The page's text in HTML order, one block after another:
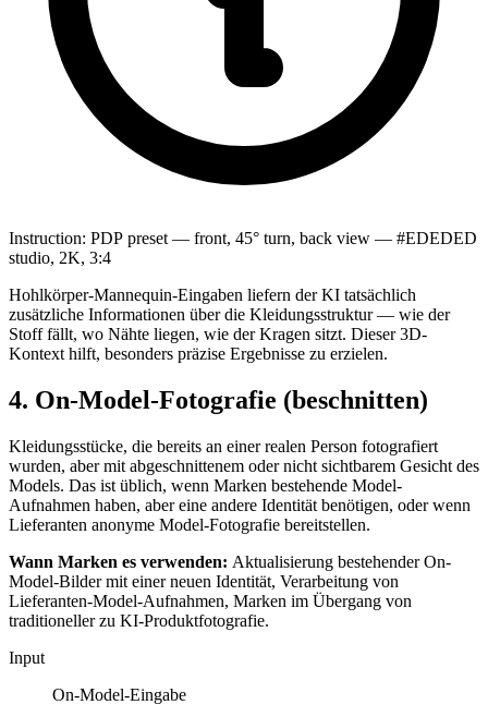
Instruction: PDP preset — front, 45° turn, back view — #EDEDED
studio, 2K, 3:4
Hohlkörper-Mannequin-Eingaben liefern der KI tatsächlich
zusätzliche Informationen über die Kleidungsstruktur — wie der
Stoff fällt, wo Nähte liegen, wie der Kragen sitzt. Dieser 3D-
Kontext hilft, besonders präzise Ergebnisse zu erzielen.
4. On-Model-Fotografie (beschnitten)
Kleidungsstücke, die bereits an einer realen Person fotografiert
wurden, aber mit abgeschnittenem oder nicht sichtbarem Gesicht des
Models. Das ist üblich, wenn Marken bestehende Model-
Aufnahmen haben, aber eine andere Identität benötigen, oder wenn
Lieferanten anonyme Model-Fotografie bereitstellen.
Wann Marken es verwenden: Aktualisierung bestehender On-
Model-Bilder mit einer neuen Identität, Verarbeitung von
Lieferanten-Model-Aufnahmen, Marken im Übergang von
traditioneller zu KI-Produktfotografie.
Input
On-Model-Eingabe